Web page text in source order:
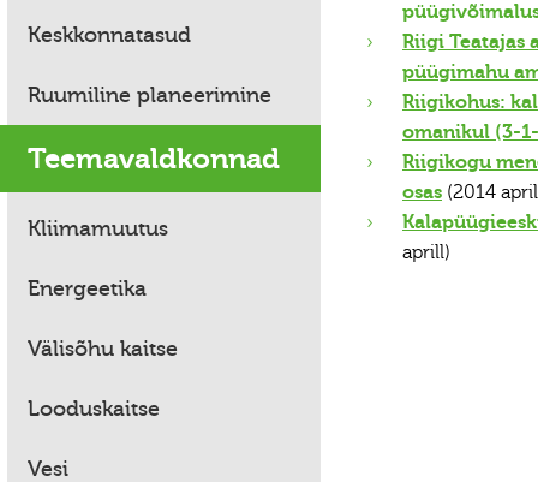
Keskkonnatasud
Ruumiline planeerimine
Teemavaldkonnad
Kliimamuutus
Energeetika
Välisõhu kaitse
Looduskaitse
Vesi
Riigi Teatajas
püügimahu
Riigikohus:
omanikul (3-
Riigikogu
osas (2014
aprill)